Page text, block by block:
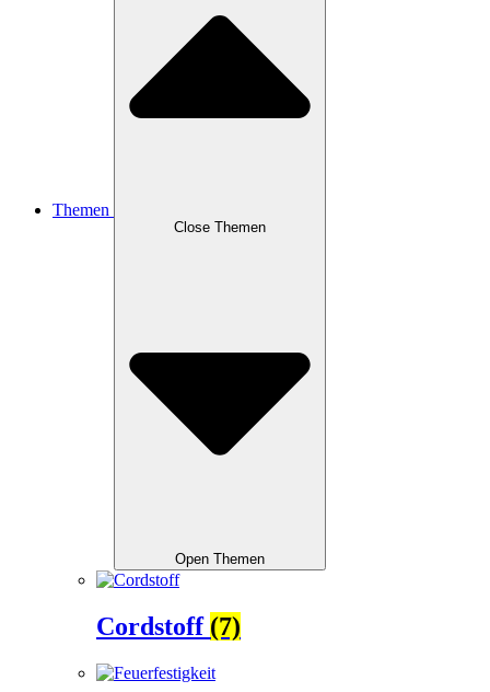
Themen
Close Themen
Open Themen
Cordstoff (7)